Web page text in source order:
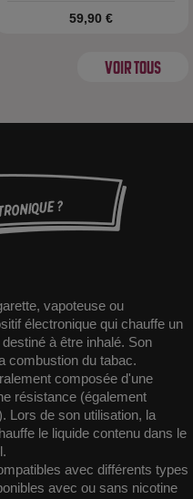
Prix
59,90 €
VOIR TOUS
, vapoteuse ou
électronique qui chauffe un
à être inhalé. Son
combustion du tabac.
composée d'une
résistance (également
Lors de son utilisation, la
le liquide contenu dans le
avec différents types
avec ou sans nicotine